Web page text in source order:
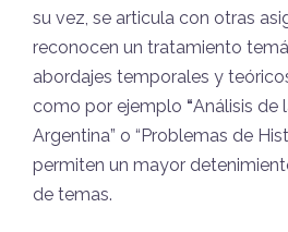
su vez, se articula con otras
reconocen un tratamiento
abordajes temporales y
como por ejemplo “Análisis de
Argentina” o “Problemas de
permiten un mayor
de temas.